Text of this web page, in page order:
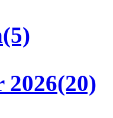
(5)
2026(20)